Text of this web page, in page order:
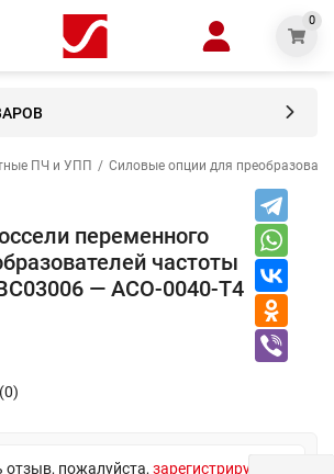
0
ПЧ и УПП / Силовые опции для
переменного
частоты
— ACO-0040-T4
пожалуйста, зарегистрируйтесь